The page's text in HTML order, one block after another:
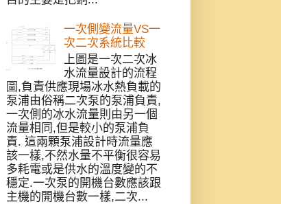
一次側變流量VS一
次二次系統比較
上圖是一次二次冰
水流量設計的流程
圖,負責供應現場冰水熱負載的
泵浦由俗稱二次泵的泵浦負責,
一次側的冰水流量則由另一個
流量相同,但是較小的泵浦負
責. 這兩顆泵浦設計時流量應
該一樣,不然水量不平衡很容易
多耗電或是供水的溫度變的不
穩定.一次泵的開機台數應該跟
主機的開機台數一樣,二次...